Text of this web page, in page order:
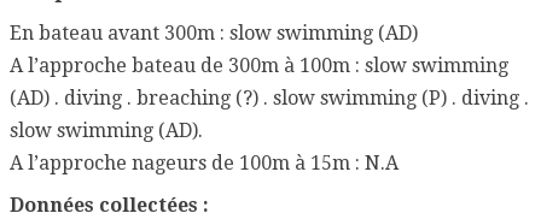
En bateau avant 300m : slow swimming (AD)
A l’approche bateau de 300m à 100m : slow swimming
(AD) . diving . breaching (?) . slow swimming (P) . diving .
slow swimming (AD).
A l’approche nageurs de 100m à 15m : N.A
Données collectées :